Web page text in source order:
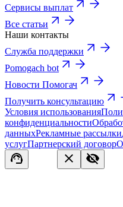
Сервисы выплат
Все статьи
Наши контакты
Служба поддержки
Pomogach bot
Новости Помогач
Получить консультацию
Условия использования
конфиденциальности
данныхРекламные рассылки
услугПартнерский договор